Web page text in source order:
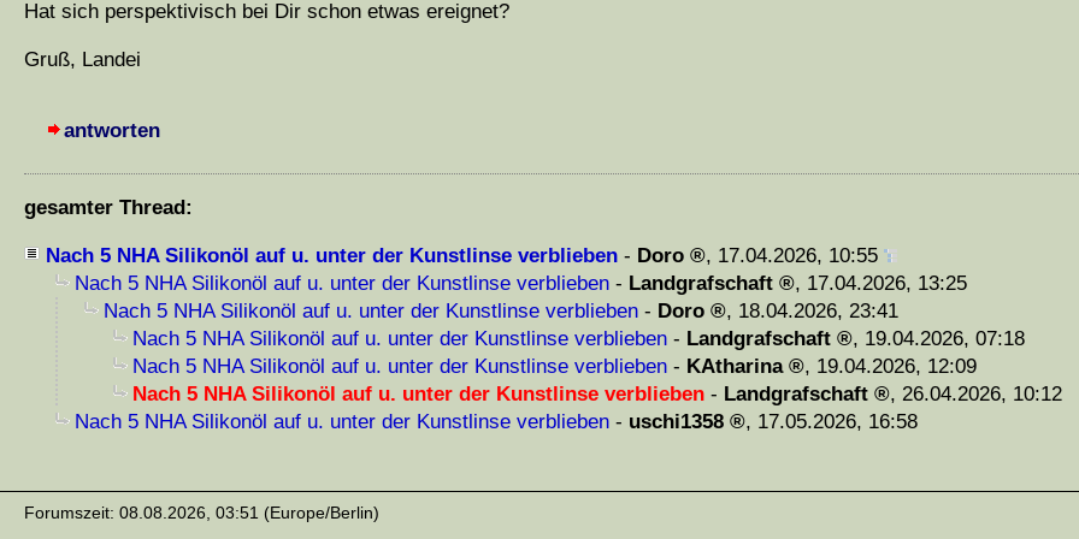
Hat sich perspektivisch bei Dir schon etwas ereignet?
Gruß, Landei
antworten
gesamter Thread:
Nach 5 NHA Silikonöl auf u. unter der Kunstlinse verblieben - Doro , 17.04.2026, 10:55
Nach 5 NHA Silikonöl auf u. unter der Kunstlinse verblieben - Landgrafschaft , 17.04.2026, 13:25
Nach 5 NHA Silikonöl auf u. unter der Kunstlinse verblieben - Doro , 18.04.2026, 23:41
Nach 5 NHA Silikonöl auf u. unter der Kunstlinse verblieben - Landgrafschaft , 19.04.2026, 07:18
Nach 5 NHA Silikonöl auf u. unter der Kunstlinse verblieben - KAtharina , 19.04.2026, 12:09
Nach 5 NHA Silikonöl auf u. unter der Kunstlinse verblieben - Landgrafschaft , 26.04.2026, 10:12
Nach 5 NHA Silikonöl auf u. unter der Kunstlinse verblieben - uschi1358 , 17.05.2026, 16:58
Forumszeit: 08.08.2026, 03:51 (Europe/Berlin)